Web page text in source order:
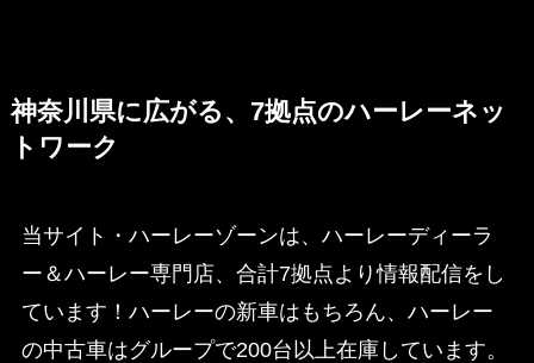
神奈川県に広がる、7拠点のハーレーネッ
トワーク
当サイト・ハーレーゾーンは、ハーレーディーラ
ー＆ハーレー専門店、合計7拠点より情報配信をし
ています！ハーレーの新車はもちろん、ハーレー
の中古車はグループで200台以上在庫しています。